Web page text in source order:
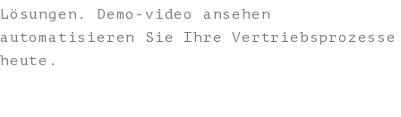
Lösungen. Demo-video ansehen
automatisieren Sie Ihre Vertriebsprozesse
heute.